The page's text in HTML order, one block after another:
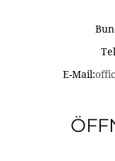
E-Mail: